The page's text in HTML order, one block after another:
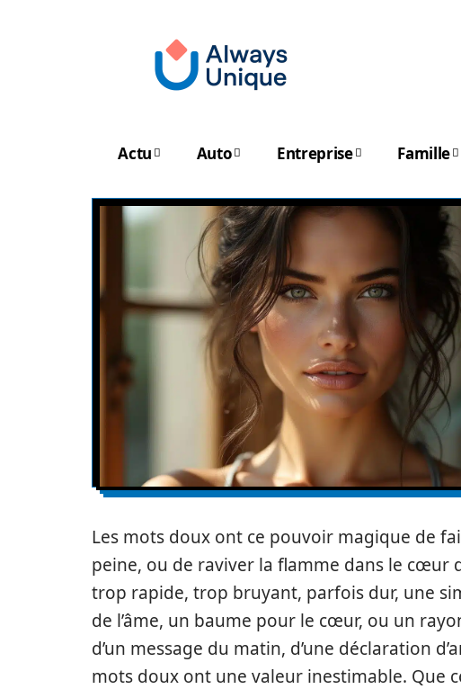
Actu Auto Entreprise Famille
Les mots doux ont ce pouvoir magique de
peine, ou de raviver la flamme dans le cœur
trop rapide, trop bruyant, parfois dur, une
de l’âme, un baume pour le cœur, ou un
d’un message du matin, d’une déclaration
mots doux ont une valeur inestimable. Que